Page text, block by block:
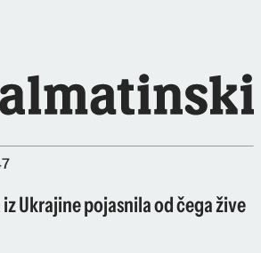
Ukrajine pojasnila od čega žive